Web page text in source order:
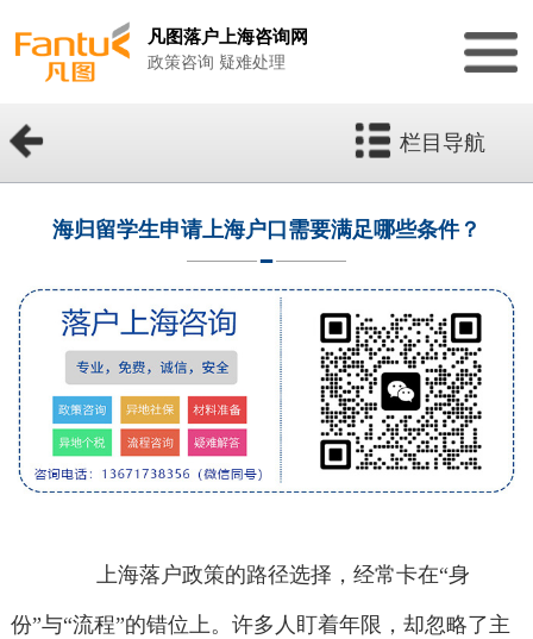
凡图落户上海咨询网
政策咨询 疑难处理
栏目导航
海归留学生申请上海户口需要满足哪些条件？
上海落户政策的路径选择，经常卡在“身
份”与“流程”的错位上。许多人盯着年限，却忽略了主